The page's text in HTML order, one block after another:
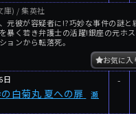
庫) / 集英社
元彼が容疑者に!?巧妙な事件の謎と
暴く若き弁護士の活躍!銀座の元ホ
ョンから転落死。
お気に入
日
白菊丸 夏への扉
瀬
-